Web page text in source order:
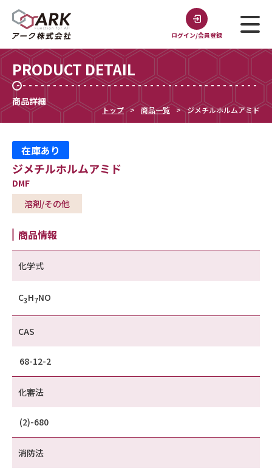
ログイン/会員登録
PRODUCT DETAIL
商品詳細
トップ 商品一覧 ジメチルホルムアミド
在庫あり
ジメチルホルムアミド
DMF
溶剤/その他
商品情報
化学式
C3H7NO
CAS
68-12-2
化審法
(2)-680
消防法